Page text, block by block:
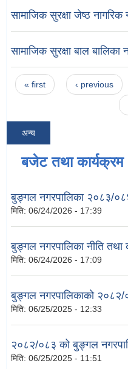
सामाजिक सुरक्षा जेष्ठ नागरिक
सामाजिक सुरक्षा बाल बालिका
Pages
« first ‹ previous
अन्य
बजेट तथा कार्यक्रम
बुङ्गल नगरपालिका २०८३/
मिति: 06/24/2026 - 17:39
बुङ्गल नगरपालिका नीति तथा
मिति: 06/24/2026 - 17:09
बुङ्गल नगरपालिकाको २०८२/
मिति: 06/25/2025 - 12:33
२०८२/०८३ को बुङ्गल
मिति: 06/25/2025 - 11:51